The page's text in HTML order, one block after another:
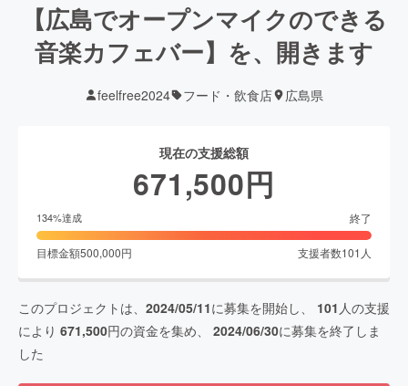
【広島でオープンマイクのできる
音楽カフェバー】を、開きます
feelfree2024 フード・飲食店 広島県
現在の支援総額
671,500円
134%達成 終了
目標金額500,000円 支援者数101 人
このプロジェクトは、 2024/05/11に募集を開始し、 101 人の支援
により 671,500円の資金を集め、 2024/06/30に募集を終了しま
した